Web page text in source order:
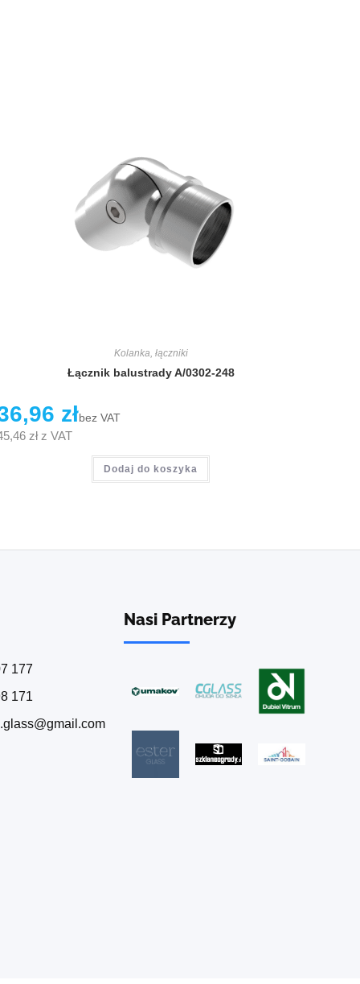
Kolanka, łączniki
Łącznik balustrady A/0302-248
złbez VAT
złz VAT
Dodaj do koszyka
177
171
Nasi Partnerzy